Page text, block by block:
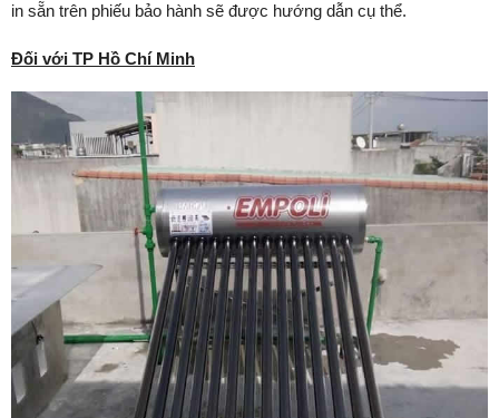
in sẵn trên phiếu bảo hành sẽ được hướng dẫn cụ thể.
Đối với TP Hồ Chí Minh